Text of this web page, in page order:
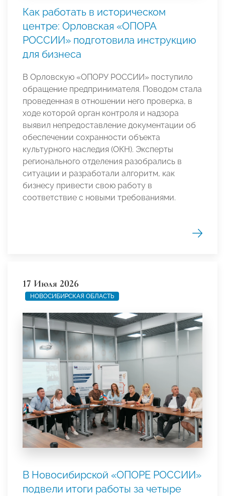
Как работать в историческом
центре: Орловская «ОПОРА
РОССИИ» подготовила инструкцию
для бизнеса
В Орловскую «ОПОРУ РОССИИ» поступило
обращение предпринимателя. Поводом стала
проведенная в отношении него проверка, в
ходе которой орган контроля и надзора
выявил непредоставление документации об
обеспечении сохранности объекта
культурного наследия (ОКН). Эксперты
регионального отделения разобрались в
ситуации и разработали алгоритм, как
бизнесу привести свою работу в
соответствие с новыми требованиями.
17 Июля 2026
НОВОСИБИРСКАЯ ОБЛАСТЬ
В Новосибирской «ОПОРЕ РОССИИ»
подвели итоги работы за четыре